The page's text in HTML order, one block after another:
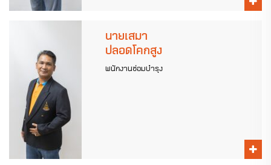
นายเสมา
ปลอดโคกสูง
พนักงานซ่อมบำรุง